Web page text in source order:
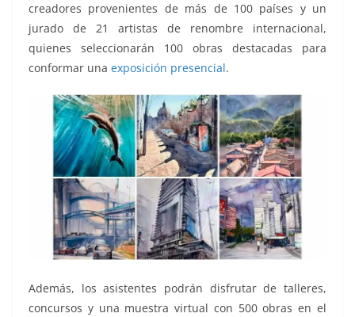
creadores provenientes de más de 100 países y un
jurado de 21 artistas de renombre internacional,
quienes seleccionarán 100 obras destacadas para
conformar una exposición presencial.
Además, los asistentes podrán disfrutar de talleres,
concursos y una muestra virtual con 500 obras en el